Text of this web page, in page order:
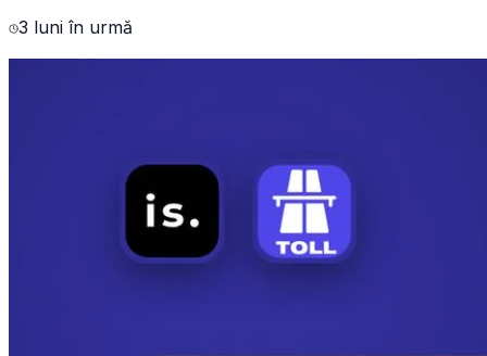
3 luni în urmă